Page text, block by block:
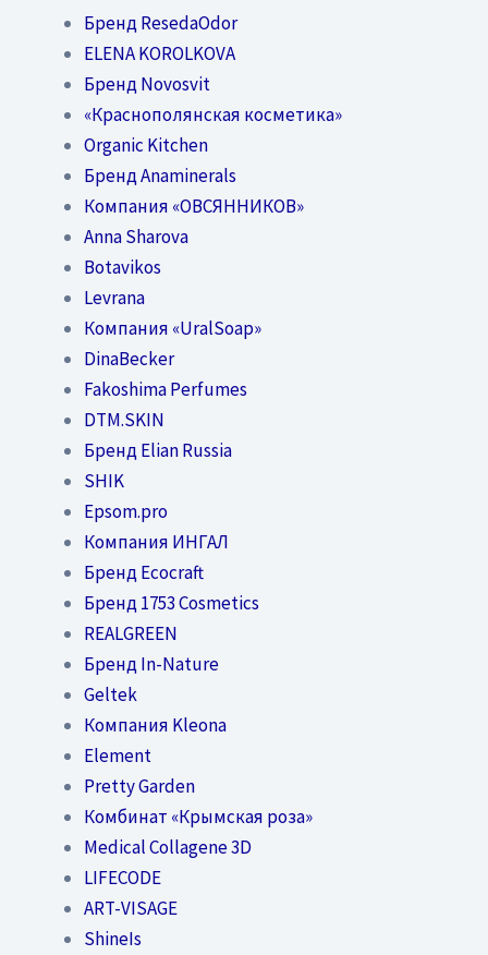
Бренд ResedaOdor
ELENA KOROLKOVA
Бренд Novosvit
«Краснополянская косметика»
Organic Kitchen
Бренд Anaminerals
Компания «ОВСЯННИКОВ»
Anna Sharova
Botavikos
Levrana
Компания «UralSoap»
DinaBecker
Fakoshima Perfumes
DTM.SKIN
Бренд Elian Russia
SHIK
Epsom.pro
Компания ИНГАЛ
Бренд Ecocraft
Бренд 1753 Cosmetics
REALGREEN
Бренд In-Nature
Geltek
Компания Kleona
Element
Pretty Garden
Комбинат «Крымская роза»
Medical Collagene 3D
LIFECODE
ART-VISAGE
ShineIs